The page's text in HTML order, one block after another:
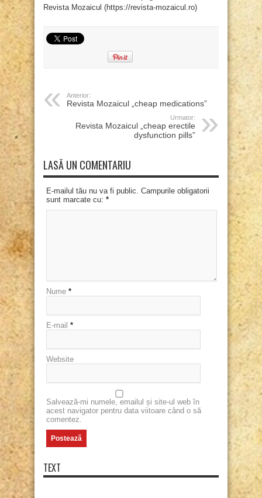
Revista Mozaicul (https://revista-mozaicul.ro)
Anterior:
Revista Mozaicul „cheap medications”
Urmator:
Revista Mozaicul „cheap erectile
dysfunction pills”
LASĂ UN COMENTARIU
E-mailul tău nu va fi public. Campurile obligatorii
sunt marcate cu: *
Nume *
E-mail *
Website
Salvează-mi numele, emailul și site-ul web în
acest navigator pentru data viitoare când o să
comentez.
TEXT